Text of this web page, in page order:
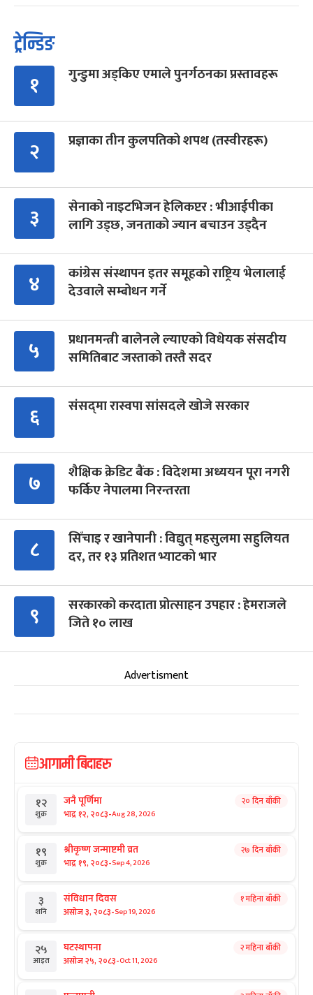
ट्रेन्डिङ
१ गुन्डुमा अड्किए एमाले पुनर्गठनका प्रस्तावहरू
२ प्रज्ञाका तीन कुलपतिको शपथ (तस्वीरहरू)
३
सेनाको नाइटभिजन हेलिकप्टर : भीआईपीका
लागि उड्छ, जनताको ज्यान बचाउन उड्दैन
४
कांग्रेस संस्थापन इतर समूहको राष्ट्रिय भेलालाई
देउवाले सम्बोधन गर्ने
५
प्रधानमन्त्री बालेनले ल्याएको विधेयक संसदीय
समितिबाट जस्ताको तस्तै सदर
६ संसद्‍मा रास्वपा सांसदले खोजे सरकार
७
शैक्षिक क्रेडिट बैंक : विदेशमा अध्ययन पूरा नगरी
फर्किए नेपालमा निरन्तरता
८
सिँचाइ र खानेपानी : विद्युत् महसुलमा सहुलियत
दर, तर १३ प्रतिशत भ्याटको भार
९
सरकारको करदाता प्रोत्साहन उपहार : हेमराजले
जिते १० लाख
Advertisment
आगामी बिदाहरु
१२
शुक्र
जनै पूर्णिमा
भाद्र १२, २०८३-Aug 28, 2026
२० दिन बाँकी
१९
शुक्र
श्रीकृष्ण जन्माष्टमी व्रत
भाद्र १९, २०८३-Sep 4, 2026
२७ दिन बाँकी
३
शनि
संविधान दिवस
असोज ३, २०८३-Sep 19, 2026
१ महिना बाँकी
२५
आइत
घटस्थापना
असोज २५, २०८३-Oct 11, 2026
२ महिना बाँकी